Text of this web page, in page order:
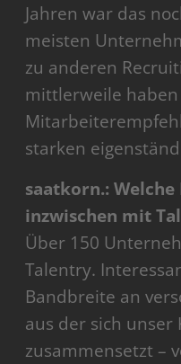
Jahren war das
meisten
zu anderen
mittlerweile haben
starken
saatkorn.:
inzwischen mit
Über 150
Talentry.
Bandbreite an
aus der sich unser
zusammensetzt –